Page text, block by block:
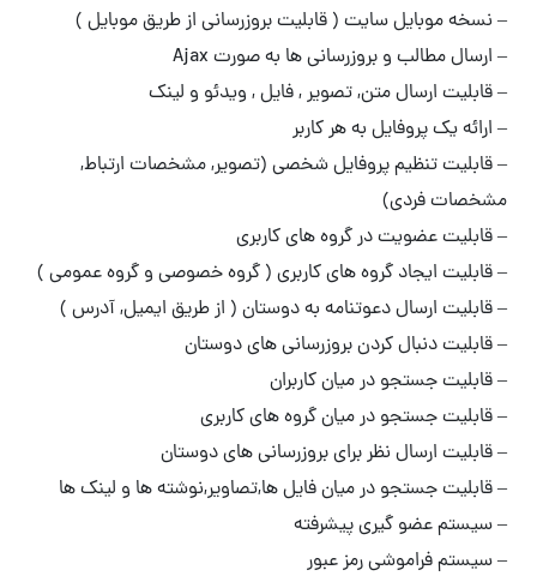
– نسخه موبایل سایت ( قابلیت بروزرسانی از طریق موبایل )
– ارسال مطالب و بروزرسانی ها به صورت Ajax
– قابلیت ارسال متن, تصویر , فایل , ویدئو و لینک
– ارائه یک پروفایل به هر کاربر
– قابلیت تنظیم پروفایل شخصی (تصویر, مشخصات ارتباط,
مشخصات فردی)
– قابلیت عضویت در گروه های کاربری
– قابلیت ایجاد گروه های کاربری ( گروه خصوصی و گروه عمومی )
– قابلیت ارسال دعوتنامه به دوستان ( از طریق ایمیل, آدرس )
– قابلیت دنبال کردن بروزرسانی های دوستان
– قابلیت جستجو در میان کاربران
– قابلیت جستجو در میان گروه های کاربری
– قابلیت ارسال نظر برای بروزرسانی های دوستان
– قابلیت جستجو در میان فایل ها,تصاویر,نوشته ها و لینک ها
– سیستم عضو گیری پیشرفته
– سیستم فراموشی رمز عبور